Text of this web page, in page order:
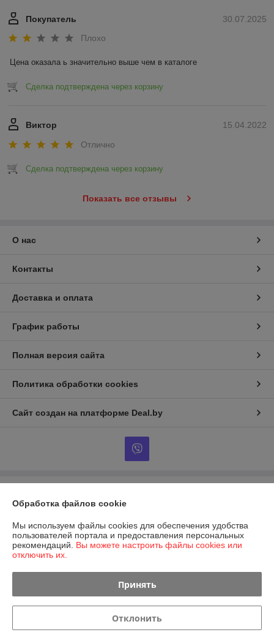
30.07.2025
Покупатель
Плохо
Цена оказала ь значительно выше чем в каталоге
Сделка подтверждена через корзину
15.04.2022
Виктор
Отлично
Сделка подтверждена через корзину
Показать все отзывы
О нас
Контакты
Доставка и оплата
График работы
Полная версия сайта
Политика обработки cookies
Сайт создан на платформе Deal.by
предприниматель Неверо Дмитрий Викторович
231286, Беларусь. г.Лида, ул.Набережная д.2 корп.3, кв.16
Регистрационный номер ЕГР: 591357368
Регистрационный орган: Лидский райисполком
Дата регистрации компании: 02.02.2017
Местонахождение книги жалоб и предложений: ул. Гагарина 18а
Обработка файлов cookie
Мы используем файлы cookies для обеспечения удобства
пользователей портала и предоставления персональных
рекомендаций. Вы можете настроить файлы cookies или
отключить их.
Принять
Отклонить